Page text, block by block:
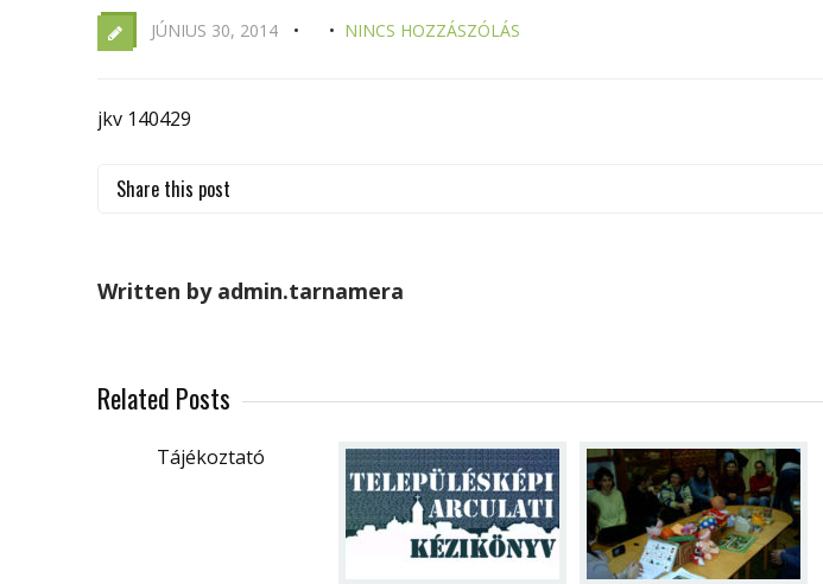
JÚNIUS 30, 2014 NINCS HOZZÁSZÓLÁS
jkv 140429
Share this post
Written by admin.tarnamera
Related Posts
Tájékoztató